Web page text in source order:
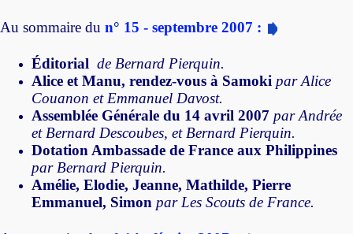
Au sommaire du n° 15 - septembre 2007 :
Éditorial de Bernard Pierquin.
Alice et Manu, rendez-vous à Samoki par Alice
Couanon et Emmanuel Davost.
Assemblée Générale du 14 avril 2007 par Andrée
et Bernard Descoubes, et Bernard Pierquin.
Dotation Ambassade de France aux Philippines
par Bernard Pierquin.
Amélie, Elodie, Jeanne, Mathilde, Pierre
Emmanuel, Simon par Les Scouts de France.